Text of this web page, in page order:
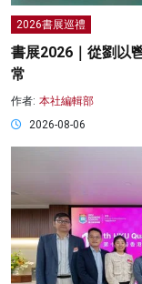
2026書展巡禮
書展2026｜從劉以
常
作者: 本社編輯部
2026-08-06